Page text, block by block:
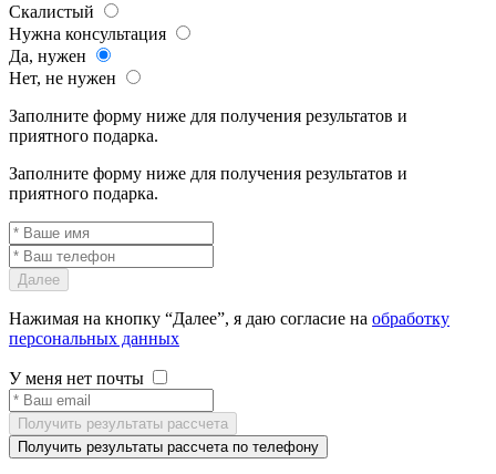
Скалистый
Нужна консультация
Да, нужен
Нет, не нужен
Заполните форму ниже для получения результатов и
приятного подарка.
Заполните форму ниже для получения результатов и
приятного подарка.
Далее
Нажимая на кнопку “Далее”, я даю согласие на обработку
персональных данных
У меня нет почты